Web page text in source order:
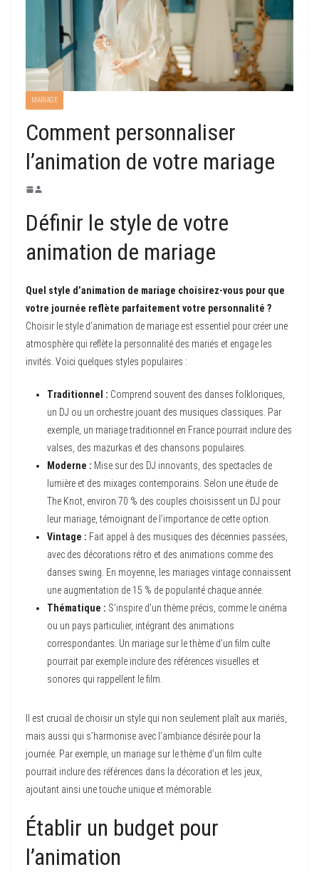
MARIAGE
Comment personnaliser
l’animation de votre mariage
Définir le style de votre
animation de mariage
Quel style d’animation de mariage choisirez-vous pour que
votre journée reflète parfaitement votre personnalité ?
Choisir le style d’animation de mariage est essentiel pour créer une
atmosphère qui reflète la personnalité des mariés et engage les
invités. Voici quelques styles populaires :
Traditionnel : Comprend souvent des danses folkloriques,
un DJ ou un orchestre jouant des musiques classiques. Par
exemple, un mariage traditionnel en France pourrait inclure des
valses, des mazurkas et des chansons populaires.
Moderne : Mise sur des DJ innovants, des spectacles de
lumière et des mixages contemporains. Selon une étude de
The Knot, environ 70 % des couples choisissent un DJ pour
leur mariage, témoignant de l’importance de cette option.
Vintage : Fait appel à des musiques des décennies passées,
avec des décorations rétro et des animations comme des
danses swing. En moyenne, les mariages vintage connaissent
une augmentation de 15 % de popularité chaque année.
Thématique : S’inspire d’un thème précis, comme le cinéma
ou un pays particulier, intégrant des animations
correspondantes. Un mariage sur le thème d’un film culte
pourrait par exemple inclure des références visuelles et
sonores qui rappellent le film.
Il est crucial de choisir un style qui non seulement plaît aux mariés,
mais aussi qui s’harmonise avec l’ambiance désirée pour la
journée. Par exemple, un mariage sur le thème d’un film culte
pourrait inclure des références dans la décoration et les jeux,
ajoutant ainsi une touche unique et mémorable.
Établir un budget pour
l’animation